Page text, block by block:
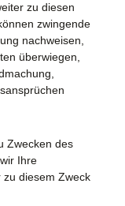
zu diesen
zwingende
nachweisen,
überwiegen,
Zwecken des
Ihre
diesem Zweck